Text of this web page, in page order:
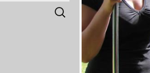
Suchen
nach: